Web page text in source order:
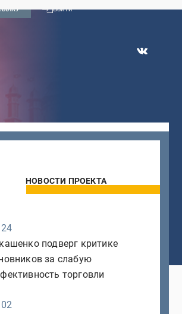
Войти
НОВОСТИ ПРОЕКТА
подверг критике
за слабую
торговли